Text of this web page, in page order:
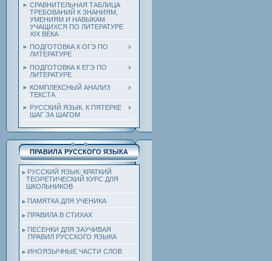
СРАВНИТЕЛЬНАЯ ТАБЛИЦА
ТРЕБОВАНИЙ К ЗНАНИЯМ,
УМЕНИЯМ И НАВЫКАМ
УЧАЩИХСЯ ПО ЛИТЕРАТУРЕ
ХIХ ВЕКА
ПОДГОТОВКА К ОГЭ ПО
ЛИТЕРАТУРЕ
ПОДГОТОВКА К ЕГЭ ПО
ЛИТЕРАТУРЕ
КОМПЛЕКСНЫЙ АНАЛИЗ
ТЕКСТА
РУССКИЙ ЯЗЫК. К ПЯТЕРКЕ
ШАГ ЗА ШАГОМ
ПРАВИЛА РУССКОГО ЯЗЫКА
РУССКИЙ ЯЗЫК: КРАТКИЙ
ТЕОРЕТИЧЕСКИЙ КУРС ДЛЯ
ШКОЛЬНИКОВ
ПАМЯТКА ДЛЯ УЧЕНИКА
ПРАВИЛА В СТИХАХ
ПЕСЕНКИ ДЛЯ ЗАУЧИВАЯ
ПРАВИЛ РУССКОГО ЯЗЫКА
ИНОЯЗЫЧНЫЕ ЧАСТИ СЛОВ